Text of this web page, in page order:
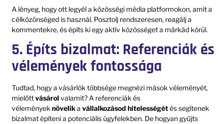
A lényeg, hogy ott legyél a közösségi média platformokon, amit a
célközönséged is használ. Posztolj rendszeresen, reagálj a
kommentekre, és építs ki egy aktív közösséget a márkád körül.
5. Építs bizalmat: Referenciák és
vélemények fontossága
Tudtad, hogy a vásárlók többsége megnézi mások véleményét,
mielőttvásárol valamit? A referenciák és
vélemények növelika vállalkozásod hitelességétés segítenek
bizalmat építeni a potenciális ügyfelekben. De hogyan gyűjts